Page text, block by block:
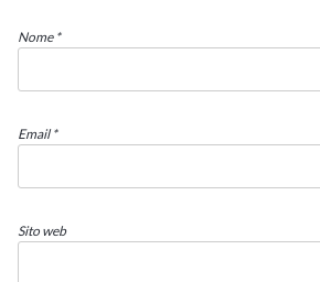
Nome *
Email*
Sito web